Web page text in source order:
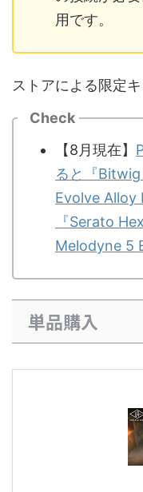
用です。
ストアによる限定
Check
【8月現在】
ると『
Evolve Alloy
『Serato
Melodyne 5
単品購入